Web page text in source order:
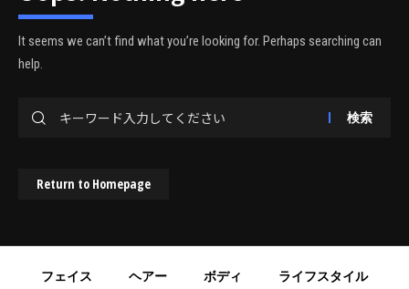
It seems we can’t find what you’re looking for. Perhaps searching can
help.
Return to Homepage
フェイス ヘアー ボディ ライフスタイル